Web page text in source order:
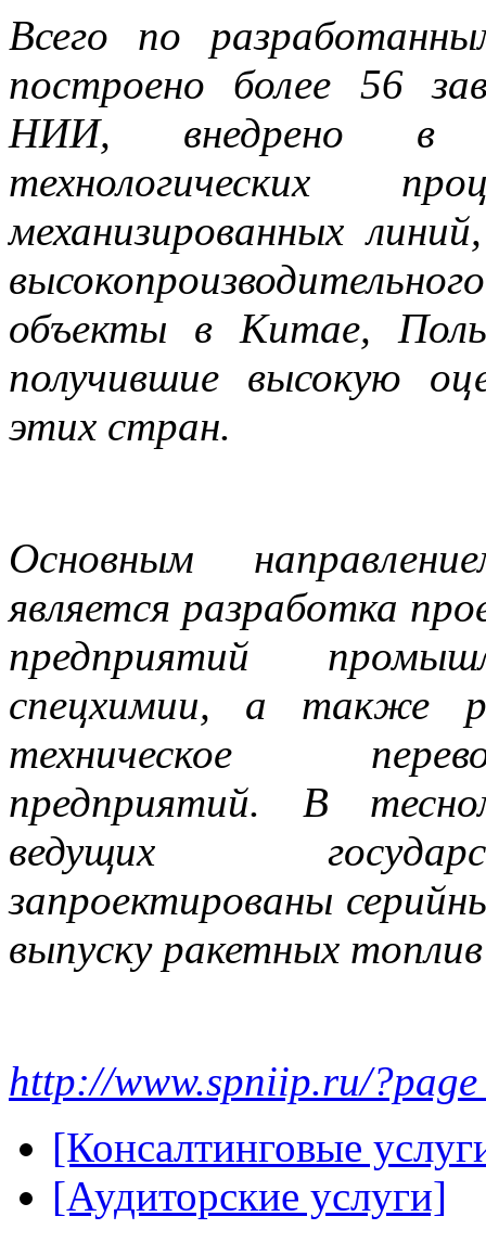
Всего по
построено более 56
НИИ, внедрено в
технологических
механизированных
объекты в Китае,
получившие высокую
этих стран.
Основным
является разработка
предприятий
спецхимии, а также
техническое
предприятий. В
ведущих
запроектированы
выпуску ракетных
http://www.spniip.ru/
[Консалтинговые
[Аудиторские услуги]